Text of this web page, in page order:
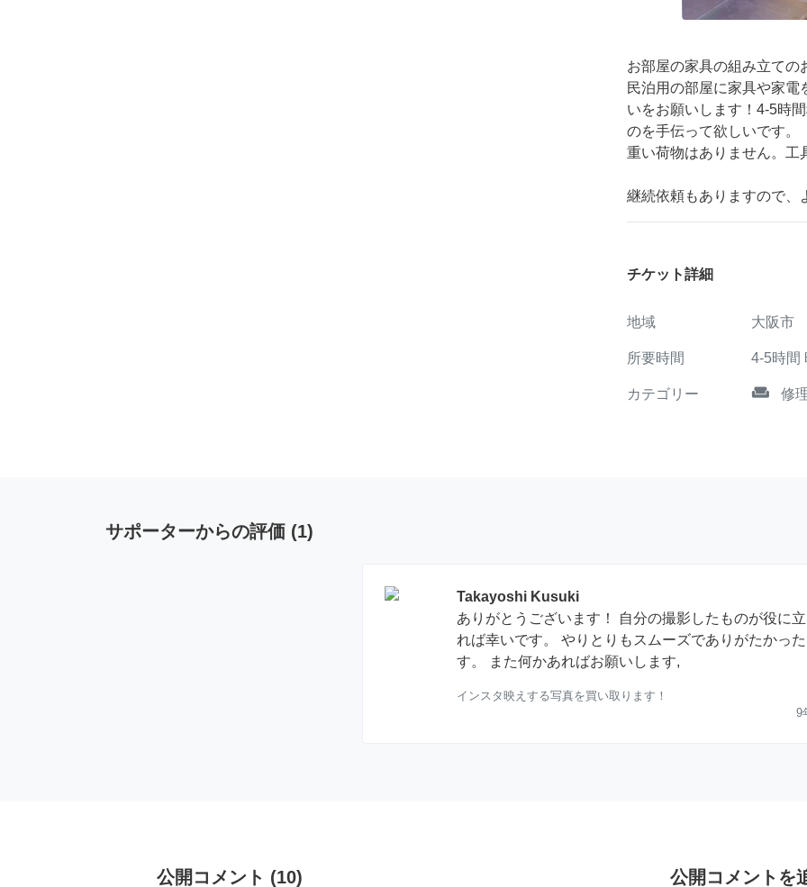
お部屋の家具の組み立ての
民泊用の部屋に家具や家
いをお願いします！4-5時
のを手伝って欲しいです。
重い荷物はありません。工
継続依頼もありますので、
チケット詳細
地域 大阪市
所要時間 4-5時間
カテゴリー weekend 修
サポーターからの評価 (1)
Takayoshi Kusuki
ありがとうございます！ 自分の撮影したものが役に立
れば幸いです。 やりとりもスムーズでありがたかっ
す。 また何かあればお願いします,
インスタ映えする写真を買い取ります！
9
公開コメント (10) 公開コメントを